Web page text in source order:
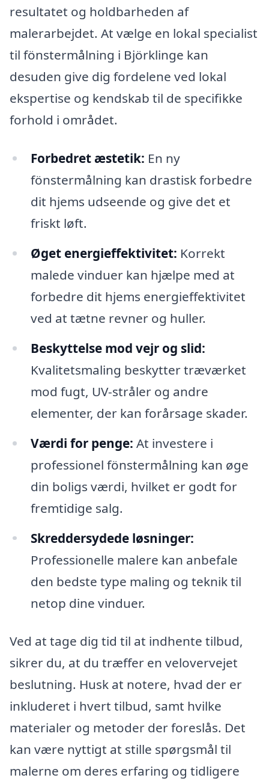
resultatet og holdbarheden af
malerarbejdet. At vælge en lokal specialist
til fönstermålning i Björklinge kan
desuden give dig fordelene ved lokal
ekspertise og kendskab til de specifikke
forhold i området.
Forbedret æstetik: En ny
fönstermålning kan drastisk forbedre
dit hjems udseende og give det et
friskt løft.
Øget energieffektivitet: Korrekt
malede vinduer kan hjælpe med at
forbedre dit hjems energieffektivitet
ved at tætne revner og huller.
Beskyttelse mod vejr og slid:
Kvalitetsmaling beskytter træværket
mod fugt, UV-stråler og andre
elementer, der kan forårsage skader.
Værdi for penge: At investere i
professionel fönstermålning kan øge
din boligs værdi, hvilket er godt for
fremtidige salg.
Skreddersydede løsninger:
Professionelle malere kan anbefale
den bedste type maling og teknik til
netop dine vinduer.
Ved at tage dig tid til at indhente tilbud,
sikrer du, at du træffer en velovervejet
beslutning. Husk at notere, hvad der er
inkluderet i hvert tilbud, samt hvilke
materialer og metoder der foreslås. Det
kan være nyttigt at stille spørgsmål til
malerne om deres erfaring og tidligere